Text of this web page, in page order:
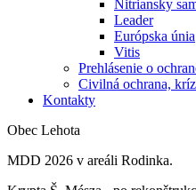
Nitriansky
Leader
Európska únia
Vitis
Prehlásenie o
Civilná ochrana,
Kontakty
Obec Lehota
MDD 2026 v areáli Rodinka.